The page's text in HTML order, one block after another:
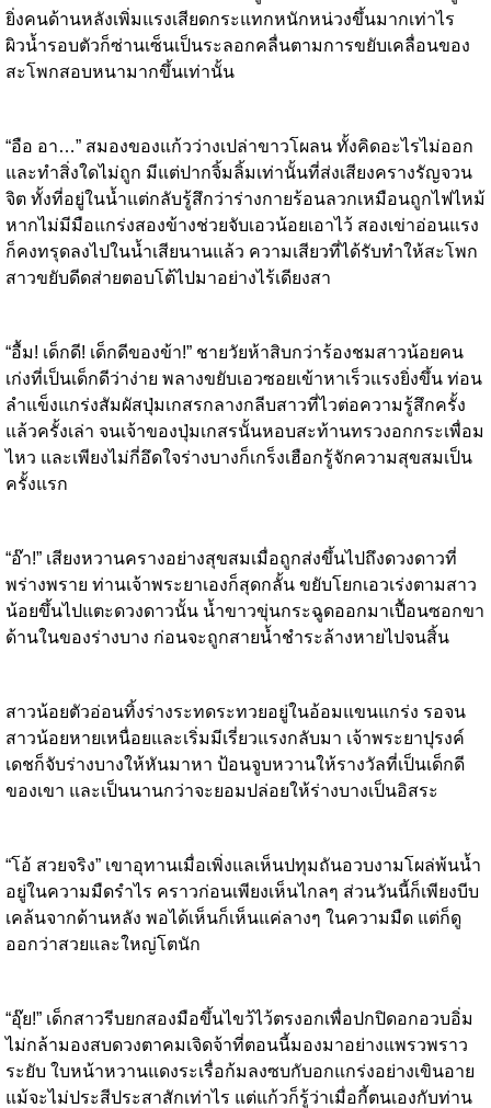
ยิ่งคนด้านหลังเพิ่มแรงเสียดกระแทกหนักหน่วงขึ้นมากเท่าไร
ผิวน้ำรอบตัวก็ซ่านเซ็นเป็นระลอกคลื่นตามการขยับเคลื่อนของ
สะโพกสอบหนามากขึ้นเท่านั้น
“อือ อา…” สมองของแก้วว่างเปล่าขาวโผลน ทั้งคิดอะไรไม่ออก
และทำสิ่งใดไม่ถูก มีแต่ปากจิ้มลิ้มเท่านั้นที่ส่งเสียงครางรัญจวน
จิต ทั้งที่อยู่ในน้ำแต่กลับรู้สึกว่าร่างกายร้อนลวกเหมือนถูกไฟไหม้
หากไม่มีมือแกร่งสองข้างช่วยจับเอวน้อยเอาไว้ สองเข่าอ่อนแรง
ก็คงทรุดลงไปในน้ำเสียนานแล้ว ความเสียวที่ได้รับทำให้สะโพก
สาวขยับดีดส่ายตอบโต้ไปมาอย่างไร้เดียงสา
“อื้ม! เด็กดี! เด็กดีของข้า!” ชายวัยห้าสิบกว่าร้องชมสาวน้อยคน
เก่งที่เป็นเด็กดีว่าง่าย พลางขยับเอวซอยเข้าหาเร็วแรงยิ่งขึ้น ท่อน
ลำแข็งแกร่งสัมผัสปุ่มเกสรกลางกลีบสาวที่ไวต่อความรู้สึกครั้ง
แล้วครั้งเล่า จนเจ้าของปุ่มเกสรนั้นหอบสะท้านทรวงอกกระเพื่อม
ไหว และเพียงไม่กี่อึดใจร่างบางก็เกร็งเฮือกรู้จักความสุขสมเป็น
ครั้งแรก
“อ๊า!” เสียงหวานครางอย่างสุขสมเมื่อถูกส่งขึ้นไปถึงดวงดาวที่
พร่างพราย ท่านเจ้าพระยาเองก็สุดกลั้น ขยับโยกเอวเร่งตามสาว
น้อยขึ้นไปแตะดวงดาวนั้น น้ำขาวขุ่นกระฉูดออกมาเปื้อนซอกขา
ด้านในของร่างบาง ก่อนจะถูกสายน้ำชำระล้างหายไปจนสิ้น
สาวน้อยตัวอ่อนทิ้งร่างระทดระทวยอยู่ในอ้อมแขนแกร่ง รอจน
สาวน้อยหายเหนื่อยและเริ่มมีเรี่ยวแรงกลับมา เจ้าพระยาปุรงค์
เดชก็จับร่างบางให้หันมาหา ป้อนจูบหวานให้รางวัลที่เป็นเด็กดี
ของเขา และเป็นนานกว่าจะยอมปล่อยให้ร่างบางเป็นอิสระ
“โอ้ สวยจริง” เขาอุทานเมื่อเพิ่งแลเห็นปทุมถันอวบงามโผล่พ้นน้ำ
อยู่ในความมืดรำไร คราวก่อนเพียงเห็นไกลๆ ส่วนวันนี้ก็เพียงบีบ
เคล้นจากด้านหลัง พอได้เห็นก็เห็นแค่ลางๆ ในความมืด แต่ก็ดู
ออกว่าสวยและใหญ่โตนัก
“อุ๊ย!” เด็กสาวรีบยกสองมือขึ้นไขว้ไว้ตรงอกเพื่อปกปิดอกอวบอิ่ม
ไม่กล้ามองสบดวงตาคมเจิดจ้าที่ตอนนี้มองมาอย่างแพรวพราว
ระยับ ใบหน้าหวานแดงระเรื่อก้มลงซบกับอกแกร่งอย่างเขินอาย
แม้จะไม่ประสีประสาสักเท่าไร แต่แก้วก็รู้ว่าเมื่อกี้ตนเองกับท่าน